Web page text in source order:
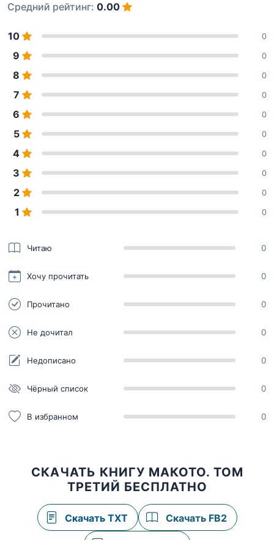
Средний рейтинг: 0.00
10 0
9 0
8 0
7 0
6 0
5 0
4 0
3 0
2 0
1 0
Читаю 0
Хочу прочитать 0
Прочитано 0
Не дочитал 0
Недописано 0
Чёрный список 0
В избранном 0
СКАЧАТЬ КНИГУ МАКОТО. ТОМ
ТРЕТИЙ БЕСПЛАТНО
Скачать TXT Скачать FB2